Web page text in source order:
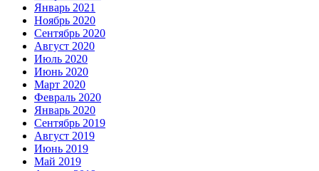
Январь 2021
Ноябрь 2020
Сентябрь 2020
Август 2020
Июль 2020
Июнь 2020
Март 2020
Февраль 2020
Январь 2020
Сентябрь 2019
Август 2019
Июнь 2019
Май 2019